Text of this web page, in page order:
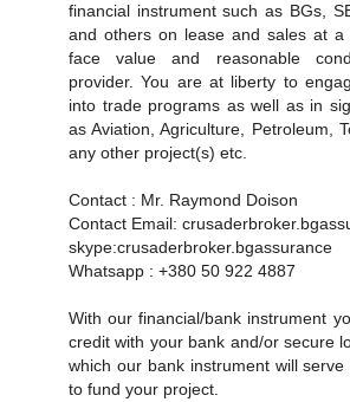
financial instrument such as BGs,
and others on lease and sales at
face value and reasonable
provider. You are at liberty to
into trade programs as well as in
as Aviation, Agriculture, Petroleum,
any other project(s) etc.
Contact : Mr. Raymond Doison
Contact Email:
skype:crusaderbroker.bgassurance
Whatsapp : +380 50 922 4887
With our financial/bank instrument
credit with your bank and/or secure
which our bank instrument will
to fund your project.